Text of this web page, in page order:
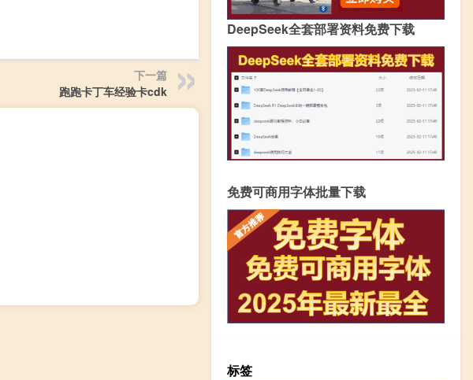
下一篇
跑跑卡丁车经验卡cdk
DeepSeek全套部署资料免费下载
免费可商用字体批量下载
标签